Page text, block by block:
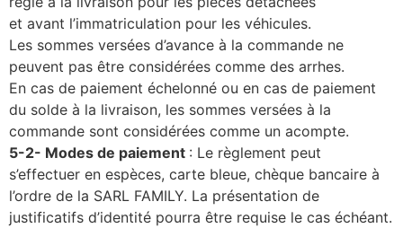
et avant l’immatriculation pour les véhicules.
Les sommes versées d’avance à la commande ne
peuvent pas être considérées comme des arrhes.
En cas de paiement échelonné ou en cas de paiement
du solde à la livraison, les sommes versées à la
commande sont considérées comme un acompte.
5-2- Modes de paiement : Le règlement peut
s’effectuer en espèces, carte bleue, chèque bancaire à
l’ordre de la SARL FAMILY. La présentation de
justificatifs d’identité pourra être requise le cas échéant.